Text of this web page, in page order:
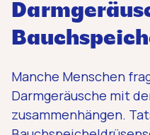
Manche Menschen
Darmgeräusche mit
zusammenhängen.